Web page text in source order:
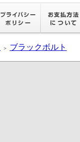
＞ ブラックボルト